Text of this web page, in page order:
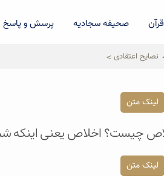
قرآن صحیفه سجادیه پرسش و پاسخ
نصایح اعتقادی
لینک متن
لینک متن